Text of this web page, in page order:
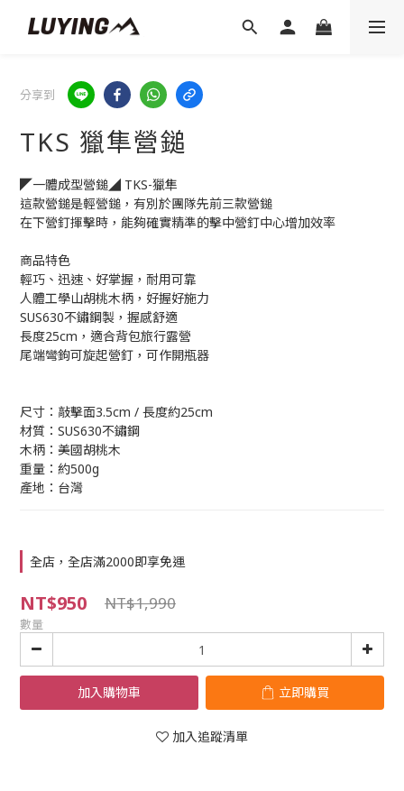
分享到
TKS 獵隼營鎚
◤一體成型營鎚◢ TKS-獵隼
這款營鎚是輕營鎚，有別於團隊先前三款營鎚
在下營釘揮擊時，能夠確實精準的擊中營釘中心增加效率
商品特色
輕巧、迅速、好掌握，耐用可靠
人體工學山胡桃木柄，好握好施力
SUS630不鏽鋼製，握感舒適
長度25cm，適合背包旅行露營
尾端彎鉤可旋起營釘，可作開瓶器
尺寸：敲擊面3.5cm / 長度約25cm
材質：SUS630不鏽鋼
木柄：美國胡桃木
重量：約500g
產地：台灣
全店，全店滿2000即享免運
NT$950 NT$1,990
數量
加入購物車 立即購買
加入追蹤清單